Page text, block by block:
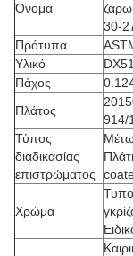
Όνομα
30-
Πρότυπα
Υλικό
Πάχος
Πλάτος
914/
Τύπος
διαδικασίας
επιστρώματος
Χρώμα